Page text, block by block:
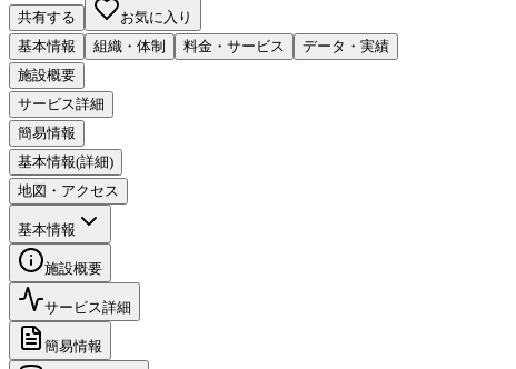
共有する
お気に入り
基本情報
組織・体制 料金・サービス
データ・実績
施設概要
サービス詳細
簡易情報
基本情報(詳細)
地図・アクセス
基本情報
施設概要
サービス詳細
簡易情報